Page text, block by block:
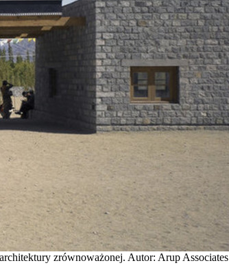
zrównoważonej. Autor: Arup Associates